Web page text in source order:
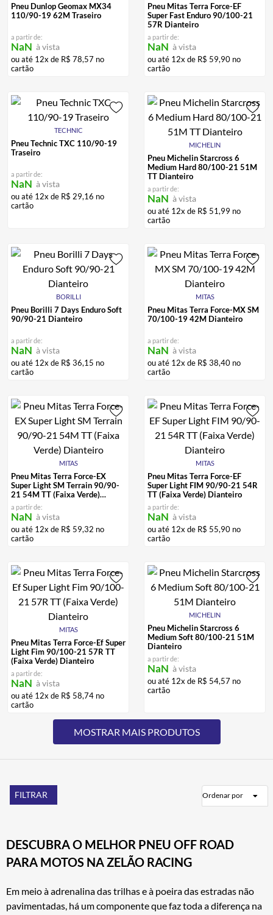
Pneu Dunlop Geomax MX34
110/90-19 62M Traseiro
a partir de:
NaN à vista
ou até 12x de R$ 78,57 no
cartão
Pneu Mitas Terra Force-EF
Super Fast Enduro 90/100-21
57R Dianteiro
a partir de:
NaN à vista
ou até 12x de R$ 59,90 no
cartão
TECHNIC
Pneu Technic TXC 110/90-19
Traseiro
a partir de:
NaN à vista
ou até 12x de R$ 29,16 no
cartão
MICHELIN
Pneu Michelin Starcross 6
Medium Hard 80/100-21 51M
TT Dianteiro
a partir de:
NaN à vista
ou até 12x de R$ 51,99 no
cartão
BORILLI
Pneu Borilli 7 Days Enduro Soft
90/90-21 Dianteiro
a partir de:
NaN à vista
ou até 12x de R$ 36,15 no
cartão
MITAS
Pneu Mitas Terra Force-MX SM
70/100-19 42M Dianteiro
a partir de:
NaN à vista
ou até 12x de R$ 38,40 no
cartão
MITAS
Pneu Mitas Terra Force-EX
Super Light SM Terrain 90/90-
21 54M TT (Faixa Verde)
Dianteiro
a partir de:
NaN à vista
ou até 12x de R$ 59,32 no
cartão
MITAS
Pneu Mitas Terra Force-EF
Super Light FIM 90/90-21 54R
TT (Faixa Verde) Dianteiro
a partir de:
NaN à vista
ou até 12x de R$ 55,90 no
cartão
MITAS
Pneu Mitas Terra Force-Ef Super
Light Fim 90/100-21 57R TT
(Faixa Verde) Dianteiro
a partir de:
NaN à vista
ou até 12x de R$ 58,74 no
cartão
MICHELIN
Pneu Michelin Starcross 6
Medium Soft 80/100-21 51M
Dianteiro
a partir de:
NaN à vista
ou até 12x de R$ 54,57 no
cartão
FILTRAR Ordenar por
DESCUBRA O MELHOR PNEU OFF ROAD
PARA MOTOS NA ZELÃO RACING
Em meio à adrenalina das trilhas e à poeira das estradas não
pavimentadas, há um componente que faz toda a diferença na